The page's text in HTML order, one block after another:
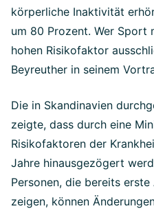
körperliche Inaktivität
um 80 Prozent. Wer Sport
hohen Risikofaktor
Beyreuther in seinem
Die in Skandinavien
zeigte, dass durch eine
Risikofaktoren der
Jahre hinausgezögert
Personen, die bereits
zeigen, können